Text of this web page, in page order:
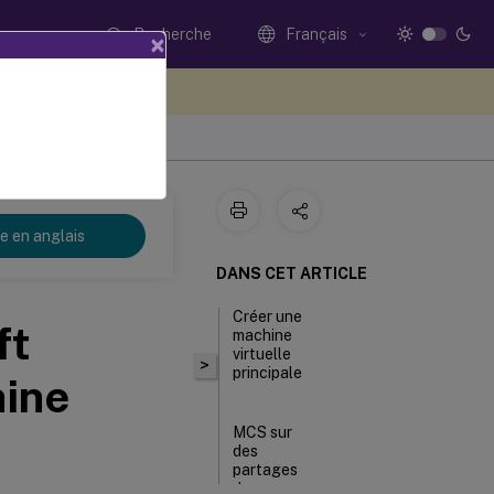
Recherche Français
en anglais
>
DANS CET ARTICLE
Créer une
machine
virtuelle
principale
MCS sur
des
partages
de
×